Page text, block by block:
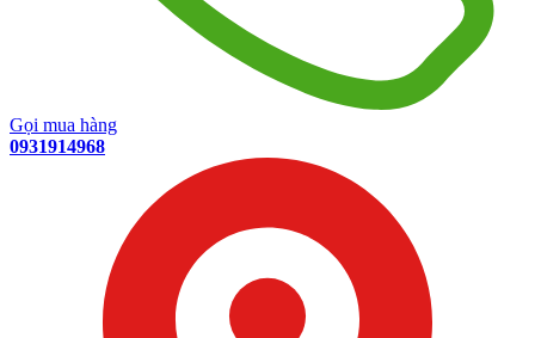
Gọi mua hàng
0931914968